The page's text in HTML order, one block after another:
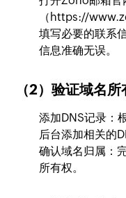
（https://
填写必要的联系
信息准确无误。
（2）验证域名所
添加DNS记录：
后台添加相关的
确认域名归属：
所有权。